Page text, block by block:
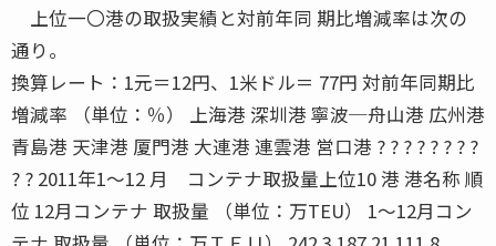
上位一〇港の取扱実績と対前年同 期比増減率は次の
通り。
換算レート：1元＝12円、1米ドル＝ 77円 対前年同期比
増減率 （単位：％） 上海港 深圳港 寧波─舟山港 広州港
青島港 天津港 厦門港 大連港 連雲港 営口港 ? ? ? ? ? ? ? ?
? ? 2011年1〜12 月 コンテナ取扱量上位10 港 港名称 順
位 12月コンテナ 取扱量 （単位：万TEU） 1〜12月コン